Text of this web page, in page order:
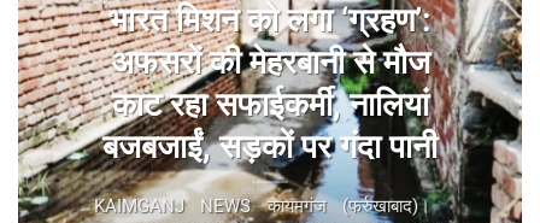
भारत मिशन को लगा ‘ग्रहण’:
अफसरों की मेहरबानी से मौज
काट रहा सफाईकर्मी, नालियां
बजबजाईं, सड़कों पर गंदा पानी
KAIMGANJ NEWS कायमगंज (फर्रुखाबाद)। ​